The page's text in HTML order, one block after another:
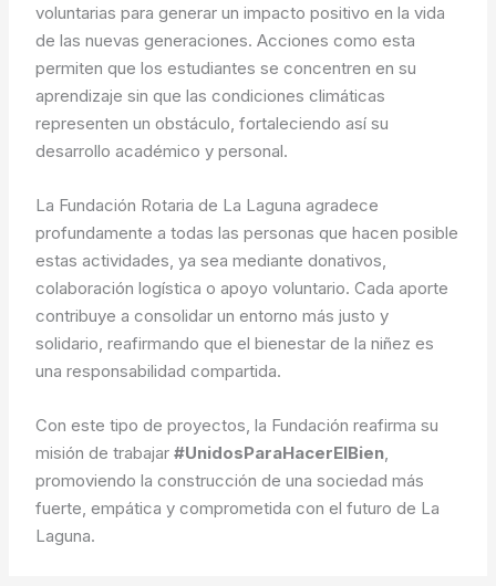
voluntarias para generar un impacto positivo en la vida
de las nuevas generaciones. Acciones como esta
permiten que los estudiantes se concentren en su
aprendizaje sin que las condiciones climáticas
representen un obstáculo, fortaleciendo así su
desarrollo académico y personal.
La Fundación Rotaria de La Laguna agradece
profundamente a todas las personas que hacen posible
estas actividades, ya sea mediante donativos,
colaboración logística o apoyo voluntario. Cada aporte
contribuye a consolidar un entorno más justo y
solidario, reafirmando que el bienestar de la niñez es
una responsabilidad compartida.
Con este tipo de proyectos, la Fundación reafirma su
misión de trabajar#UnidosParaHacerElBien,
promoviendo la construcción de una sociedad más
fuerte, empática y comprometida con el futuro de La
Laguna.